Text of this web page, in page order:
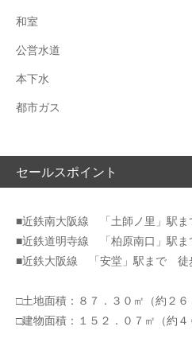
和室
公営水道
本下水
都市ガス
セールスポイント
■近鉄南大阪線 「土師ノ里」駅
■近鉄道明寺線 「柏原南口」駅
■近鉄大阪線 「安堂」駅まで 徒
□土地面積：８７．３０㎡（約２６
□建物面積：１５２．０７㎡（約４